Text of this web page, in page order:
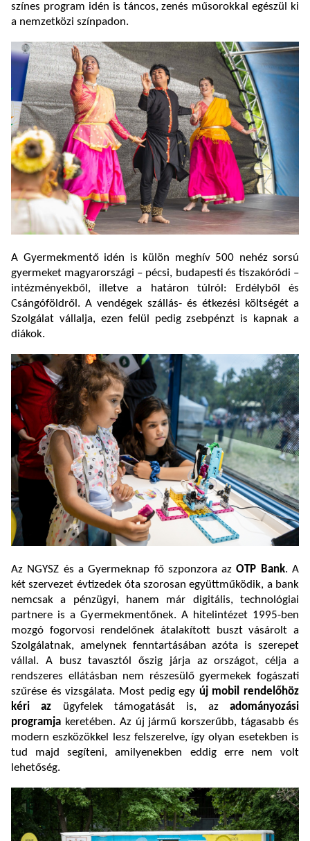
színes program idén is táncos, zenés műsorokkal egészül ki
a nemzetközi színpadon.
A Gyermekmentő idén is külön meghív 500 nehéz sorsú
gyermeket magyarországi – pécsi, budapesti és tiszakóródi –
intézményekből, illetve a határon túlról: Erdélyből és
Csángóföldről. A vendégek szállás- és étkezési költségét a
Szolgálat vállalja, ezen felül pedig zsebpénzt is kapnak a
diákok.
Az NGYSZ és a Gyermeknap fő szponzora azOTP Bank. A
két szervezet évtizedek óta szorosan együttműködik, a bank
nemcsak a pénzügyi, hanem már digitális, technológiai
partnere is a Gyermekmentőnek. A hitelintézet 1995-ben
mozgó fogorvosi rendelőnek átalakított buszt vásárolt a
Szolgálatnak, amelynek fenntartásában azóta is szerepet
vállal. A busz tavasztól őszig járja az országot, célja a
rendszeres ellátásban nem részesülő gyermekek fogászati
szűrése és vizsgálata. Most pedig egy új mobil rendelőhöz
kéri az ügyfelek támogatását is, azadományozási
programja keretében. Az új jármű korszerűbb, tágasabb és
modern eszközökkel lesz felszerelve, így olyan esetekben is
tud majd segíteni, amilyenekben eddig erre nem volt
lehetőség.